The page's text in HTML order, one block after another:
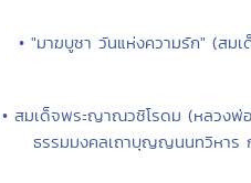
• "มาฆบูชา วันแห่งความรัก" (สม
• สมเด็จพระญาณวชิโรดม (หลวงพ่
ธรรมมงคลเถาบุญญนนทวิหาร